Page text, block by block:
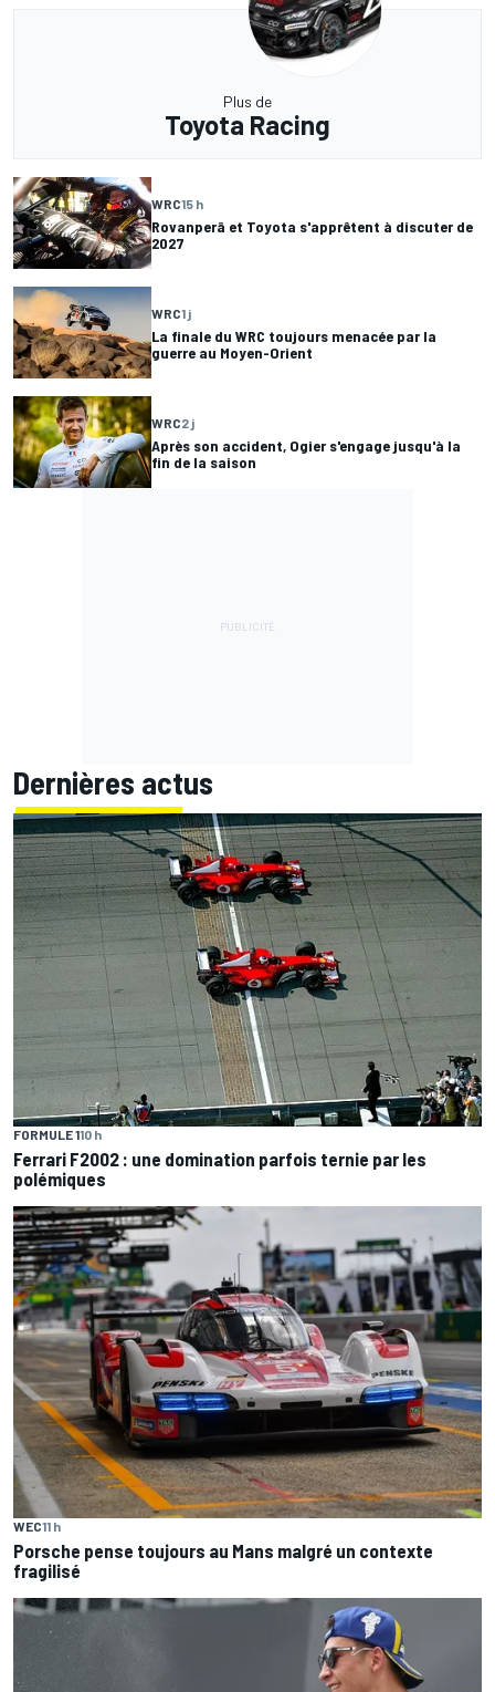
Plus de
Toyota Racing
WRC15 h
Rovanperä et Toyota s'apprêtent à discuter de
2027
WRC1 j
La finale du WRC toujours menacée par la
guerre au Moyen-Orient
WRC2 j
Après son accident, Ogier s'engage jusqu'à la
fin de la saison
Dernières actus
FORMULE 110 h
Ferrari F2002 : une domination parfois ternie par les
polémiques
WEC11 h
Porsche pense toujours au Mans malgré un contexte
fragilisé